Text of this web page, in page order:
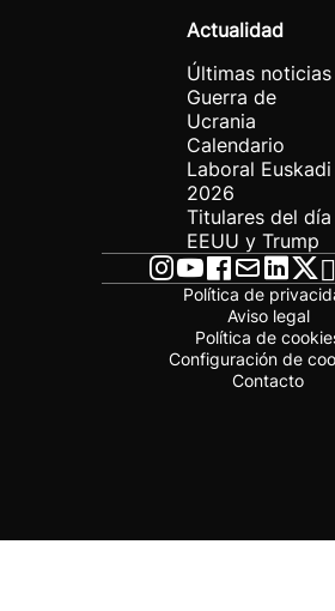
Actualidad
Últimas noticias
Guerra de
Ucrania
Calendario
Laboral Euskadi
2026
Titulares del día
EEUU y Trump
Política de
Aviso legal
Política de
Configuración de
Contacto